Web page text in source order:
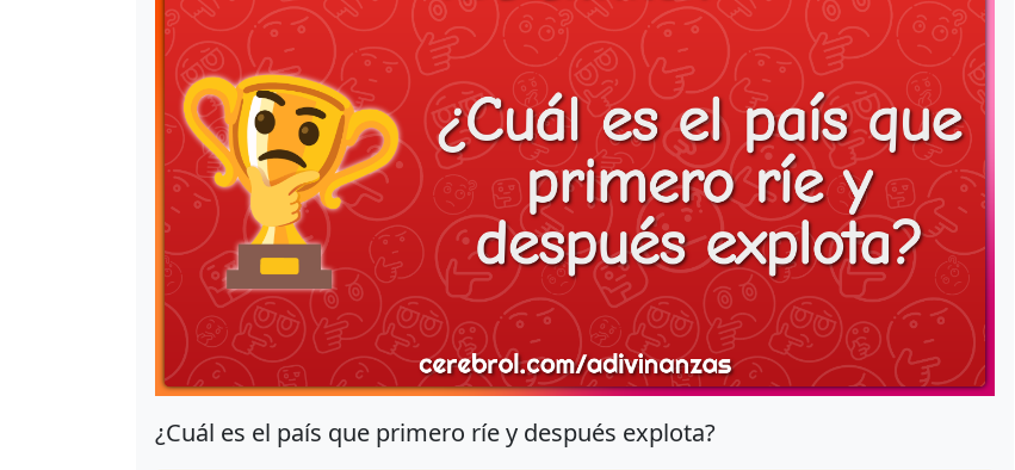
¿Cuál es el país que primero ríe y después explota?